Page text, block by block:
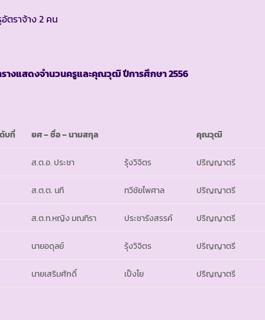
ตราจ้าง 2 คน
างแสดงจำนวนครูและคุณวุฒิ ปีการศึกษา2556
บที่ ยศ– ชื่อ – นามสกุล คุณวุฒิ
ส.ต.อ. ประชา รุ้งวิจิตร ปริญญาตรี
ส.ต.ต. นที ทวีชัยไพศาล ปริญญาตรี
ส.ต.ท.หญิง มณทิรา ประชารังสรรค์ ปริญญาตรี
นายอดุลย์ รุ้งวิจิตร ปริญญาตรี
นายเสริมศักดิ์ เป็งโย ปริญญาตรี